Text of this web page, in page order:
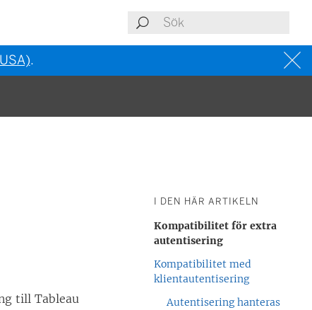
.
till Tableau
I DEN HÄR ARTIKELN
Kompatibilitet för extra
autentisering
Kompatibilitet med
klientautentisering
Autentisering hanteras